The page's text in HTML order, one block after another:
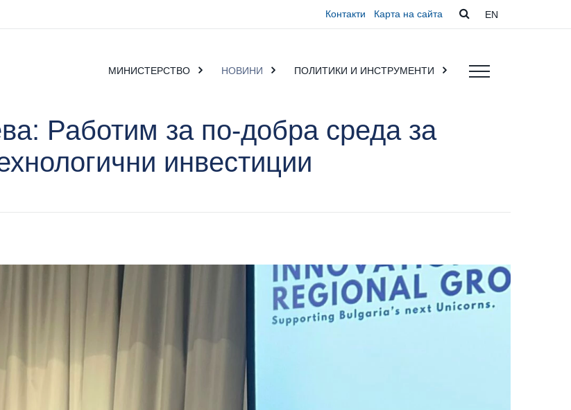
Контакти Карта на сайта EN
МИНИСТЕРСТВО НОВИНИ ПОЛИТИКИ И ИНСТРУМЕНТИ
Работим за по-добра среда за
инвестиции